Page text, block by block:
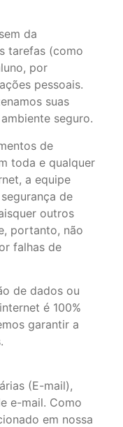
da
tarefas (como
por
pessoais.
suas
seguro.
de
toda e qualquer
a equipe
de
outros
portanto, não
falhas de
de dados ou
é 100%
garantir a
(E-mail),
e-mail. Como
em nossa